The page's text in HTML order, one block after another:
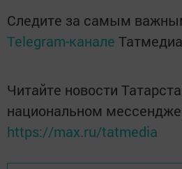
Следите за самым
Telegram-канале Татмедиа
Читайте новости
национальном
https://max.ru/tatmedia